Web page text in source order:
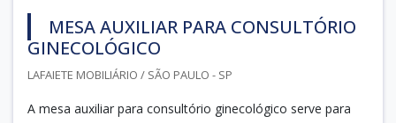
MESA AUXILIAR PARA CONSULTÓRIO
GINECOLÓGICO
LAFAIETE MOBILIÁRIO / SÃO PAULO - SP
A mesa auxiliar para consultório ginecológico serve para